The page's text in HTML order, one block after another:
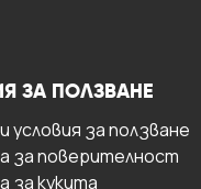
ЗА ПОЛЗВАНЕ
условия за ползване
за поверителност
за кукита